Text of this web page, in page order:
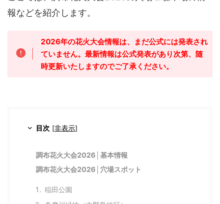
報などを紹介します。
2026年の花火大会情報は、まだ公式には発表され
ていません。最新情報は公式発表があり次第、随
時更新いたしますのでご了承ください。
目次 [非表示]
調布花火大会2026│基本情報
調布花火大会2026│穴場スポット
稲田公園